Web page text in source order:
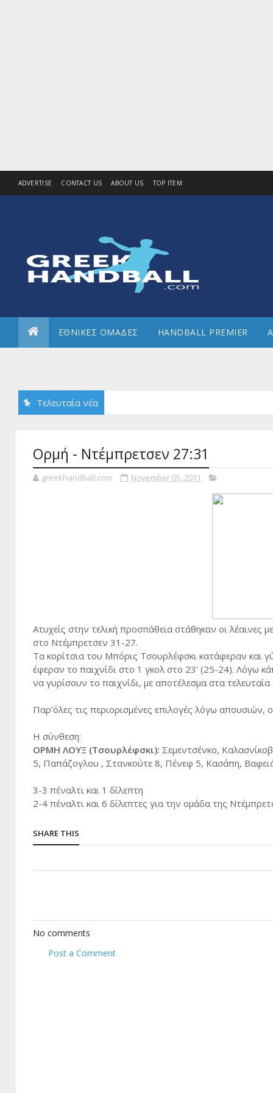
ADVERTISE CONTACT US ABOUT US TOP ITEM
ΕΘΝΙΚΕΣ ΟΜΑΔΕΣ HANDBALL PREMIER
Τελευταία νέα
Ορμή - Ντέμπρετσεν 27:31
greekhandball.com November 05, 2011
Ατυχείς στην τελική προσπάθεια στάθηκαν οι
στο Ντέμπρετσεν 31-27.
Τα κορίτσια του Μπόρις Τσουρλέφσκι κατάφεραν και
έφεραν το παιχνίδι στο 1 γκολ στο 23’ (25-24). Λόγω
να γυρίσουν το παιχνίδι, με αποτέλεσμα στα
Παρ’όλες τις περιορισμένες επιλογές λόγω απουσιών,
Η σύνθεση:
ΟΡΜΗ ΛΟΥΞ (Τσουρλέφσκι): Σεμεντσένκο,
5, Παπάζογλου , Στανκούτε 8, Πένεφ 5, Κασάπη,
3-3 πέναλτι και 1 δίλεπτη
2-4 πέναλτι και 6 δίλεπτες για την ομάδα της
SHARE THIS
No comments
Post a Comment